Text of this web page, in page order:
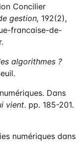
Concilier
gestion, 192(2),
francaise-de-
algorithmes ?
Dans
vient. pp. 185-201.
numériques dans